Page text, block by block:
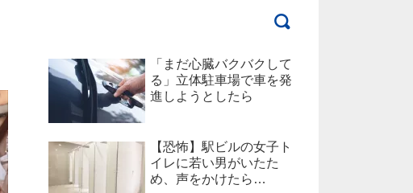
「まだ心臓バクバクして
る」立体駐車場で車を発
進しようとしたら
【恐怖】駅ビルの女子ト
イレに若い男がいたた
め、声をかけたら…